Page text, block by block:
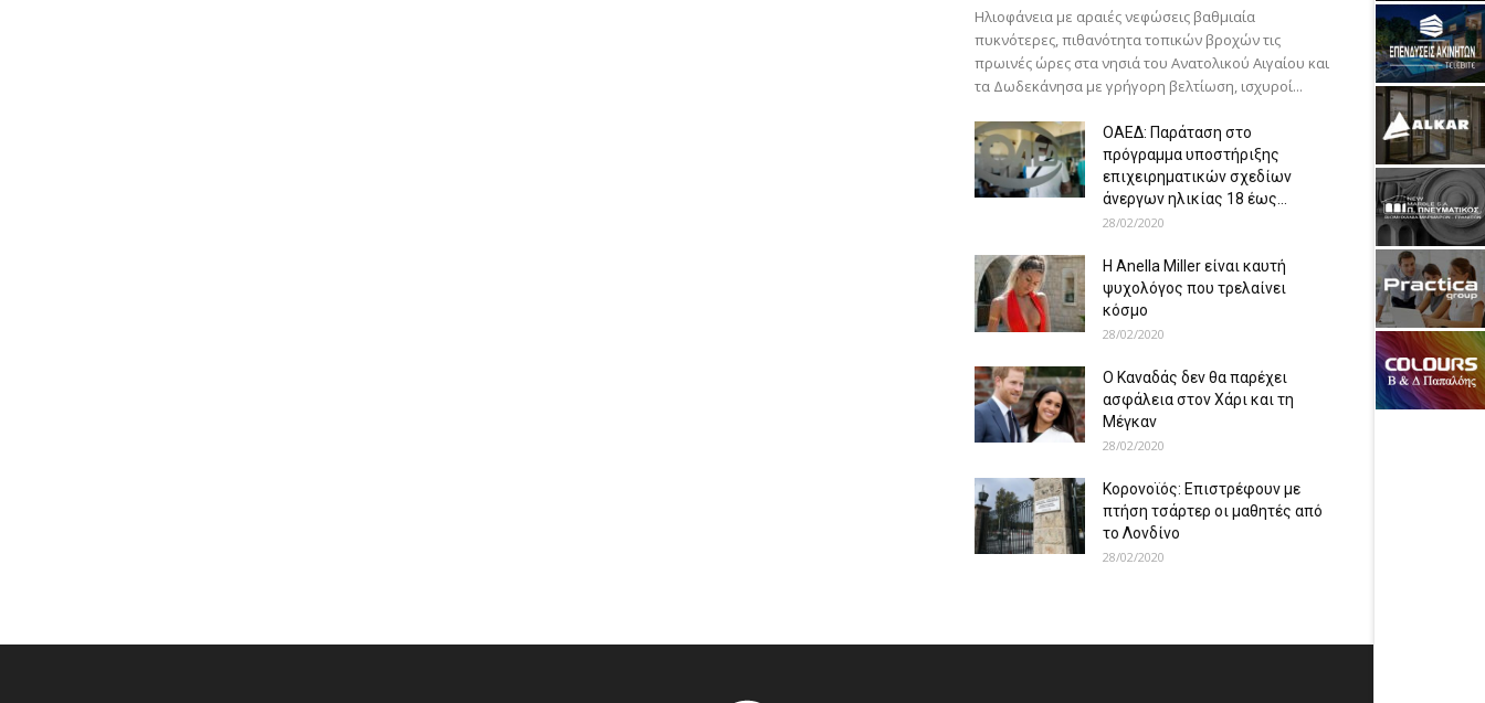
Ηλιοφάνεια με αραιές νεφώσεις βαθμιαία
πυκνότερες, πιθανότητα τοπικών βροχών τις
πρωινές ώρες στα νησιά του Ανατολικού Αιγαίου και
τα Δωδεκάνησα με γρήγορη βελτίωση, ισχυροί...
ΟΑΕΔ: Παράταση στο
πρόγραμμα υποστήριξης
επιχειρηματικών σχεδίων
άνεργων ηλικίας 18 έως...
28/02/2020
Η Anella Miller είναι καυτή
ψυχολόγος που τρελαίνει
κόσμο
28/02/2020
Ο Καναδάς δεν θα παρέχει
ασφάλεια στον Χάρι και τη
Μέγκαν
28/02/2020
Κορονοϊός: Επιστρέφουν με
πτήση τσάρτερ οι μαθητές από
το Λονδίνο
28/02/2020